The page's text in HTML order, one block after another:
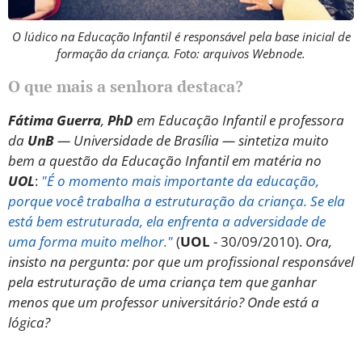
O lúdico na Educação Infantil é responsável pela base inicial de
formação da criança. Foto: arquivos Webnode.
O que mais a senhora destaca?
Fátima Guerra, PhD em Educação Infantil e professora
da UnB— Universidade de Brasília — sintetiza muito
bem a questão da Educação Infantil em matéria no
UOL: "É o momento mais importante da educação,
porque você trabalha a estruturação da criança. Se ela
está bem estruturada, ela enfrenta a adversidade de
uma forma muito melhor."(UOL - 30/09/2010). Ora,
insisto na pergunta: por que um profissional responsável
pela estruturação de uma criança tem que ganhar
menos que um professor universitário? Onde está a
lógica?